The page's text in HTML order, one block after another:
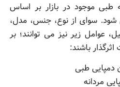
طبی موجود در بازار بر اساس
شود. سوای از نوع، جنس، مدل،
عوامل زیر نیز می توانند؛ بر
باشند:
دمپایی طبی
مردانه